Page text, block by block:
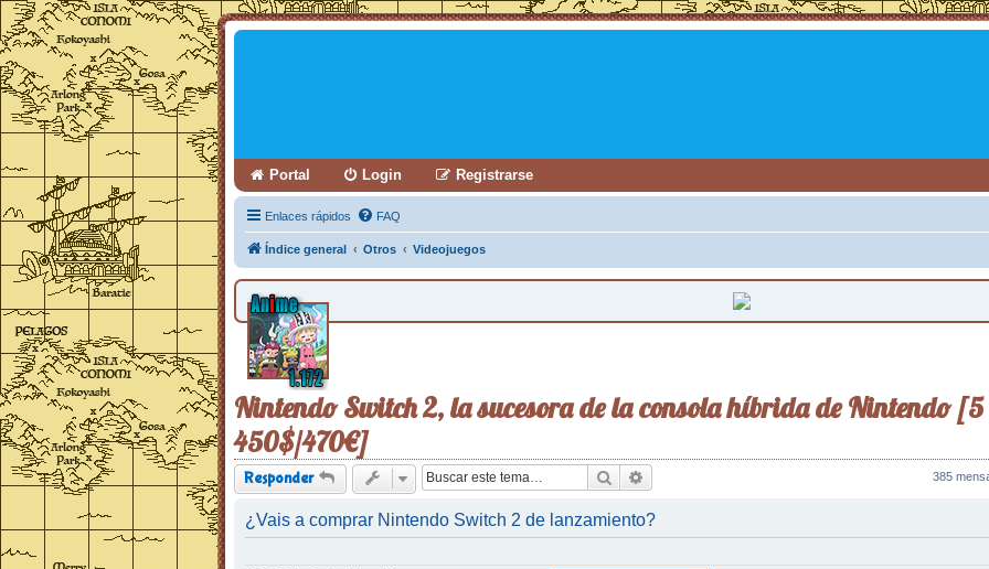
Portal Login Registrarse
Enlaces rápidos FAQ
Índice general Otros Videojuegos
Nintendo Switch 2, la sucesora de la consola híbrida de Nintendo
450$/470€]
Responder Buscar 385
¿Vais a comprar Nintendo Switch 2 de lanzamiento?